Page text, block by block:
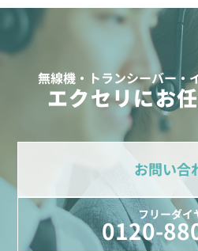
無線機・トランシーバー・
エクセリにお
お問い合
フリーダイ
0120-